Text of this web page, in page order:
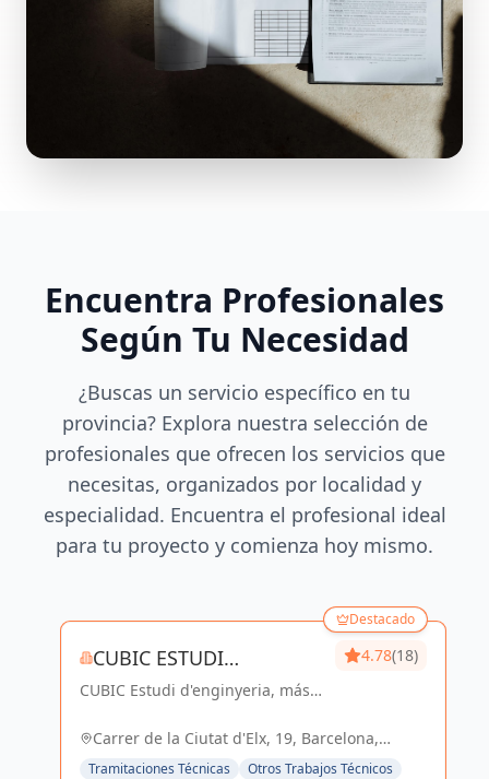
Encuentra Profesionales
Según Tu Necesidad
¿Buscas un servicio específico en tu
provincia? Explora nuestra selección de
profesionales que ofrecen los servicios que
necesitas, organizados por localidad y
especialidad. Encuentra el profesional ideal
para tu proyecto y comienza hoy mismo.
Destacado
CUBIC ESTUDI
D'ENGINYERIA S.L.
CUBIC Estudi d'enginyeria, más
de Arquitectura e Ingeniería con
4.78(18)
Carrer de la Ciutat d'Elx, 19, Barcelona,
España, España
Tramitaciones Técnicas
Otros Trabajos Técnicos